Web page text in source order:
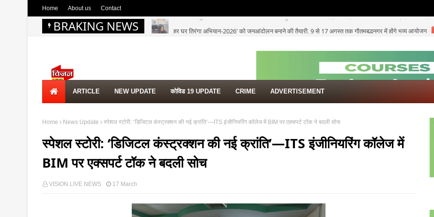
Home About us Contact
BRAKING NEWS हर घर तिरंगा अभियान-2026' को जनआंदोलन बनाने की तैयारी, 9 से 17 अगस्त तक गौतमबुद्धनगर में होंगे भव्य आयोजन
ARTICLE NEW UPDATE कोविड 19 UPDATE CRIME ADVERTISEMENT
Home News Update स्पेशल स्टोरी: ‘डिजिटल कंस्ट्रक्शन की नई क्रांति’—ITS इंजीनियरिंग कॉलेज में BIM पर एक्सपर्ट टॉक ने बदली सोच
स्पेशल स्टोरी: ‘डिजिटल कंस्ट्रक्शन की नई क्रांति’—ITS इंजीनियरिंग कॉलेज में
BIM पर एक्सपर्ट टॉक ने बदली सोच
VISION LIVE NEWS 17 March